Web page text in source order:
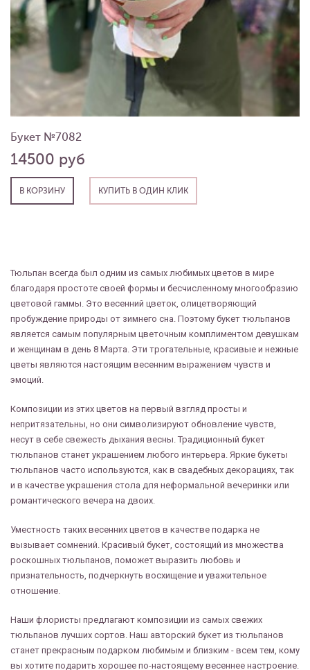
Букет №7082
14500 руб
В КОРЗИНУ КУПИТЬ В ОДИН КЛИК
Тюльпан всегда был одним из самых любимых цветов в мире
благодаря простоте своей формы и бесчисленному многообразию
цветовой гаммы. Это весенний цветок, олицетворяющий
пробуждение природы от зимнего сна. Поэтому букет тюльпанов
является самым популярным цветочным комплиментом девушкам
и женщинам в день 8 Марта. Эти трогательные, красивые и нежные
цветы являются настоящим весенним выражением чувств и
эмоций.
Композиции из этих цветов на первый взгляд просты и
непритязательны, но они символизируют обновление чувств,
несут в себе свежесть дыхания весны. Традиционный букет
тюльпанов станет украшением любого интерьера. Яркие букеты
тюльпанов часто используются, как в свадебных декорациях, так
и в качестве украшения стола для неформальной вечеринки или
романтического вечера на двоих.
Уместность таких весенних цветов в качестве подарка не
вызывает сомнений. Красивый букет, состоящий из множества
роскошных тюльпанов, поможет выразить любовь и
признательность, подчеркнуть восхищение и уважительное
отношение.
Наши флористы предлагают композиции из самых свежих
тюльпанов лучших сортов. Наш авторский букет из тюльпанов
станет прекрасным подарком любимым и близким - всем тем, кому
вы хотите подарить хорошее по-настоящему весеннее настроение.